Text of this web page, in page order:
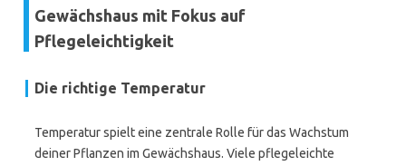
Gewächshaus mit Fokus auf
Pflegeleichtigkeit
Die richtige Temperatur
Temperatur spielt eine zentrale Rolle für das Wachstum
deiner Pflanzen im Gewächshaus. Viele pflegeleichte